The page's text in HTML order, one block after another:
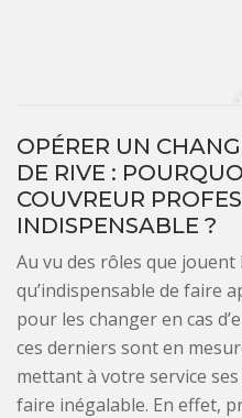
OPÉRER UN
DE RIVE :
COUVREUR
INDISPENSABLE ?
Au vu des rôles que
qu’indispensable de faire
pour les changer en cas
ces derniers sont en
mettant à votre service
faire inégalable. En effet,